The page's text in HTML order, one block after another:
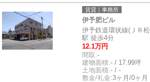
賃貸｜事務所
伊予肥ビル
伊予鉄道環状線(ＪＲ
駅 徒歩4分
12.1万円
間取:-
建物面積:- / 17.99坪
土地面積:- / -
敷金/礼金:3ヶ月/0ヶ月